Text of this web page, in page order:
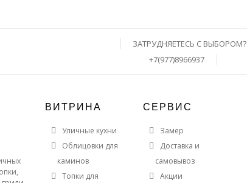
ЗАТРУДНЯЕТЕСЬ С ВЫБОРОМ?
+7(977)8966937
ВИТРИНА
Уличные кухни
Облицовки для
каминов
Топки для
СЕРВИС
Замер
Доставка и
самовывоз
Акции